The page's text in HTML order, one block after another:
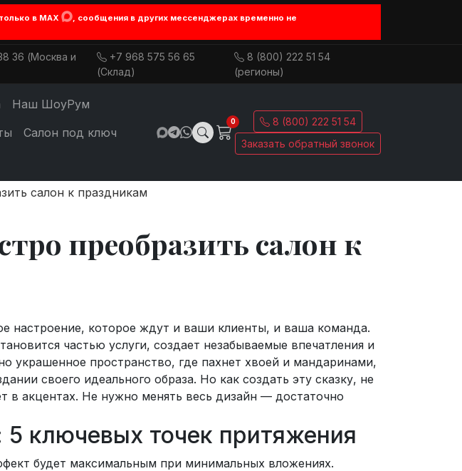
в MAX
, сообщения в других мессенджерах временно не
36 (Москва и
+7 968 575 56 65
(Склад)
8 (800) 222 51 54
(регионы)
Наш ШоуРум
Салон под ключ
0
8 (800) 222 51 54
Заказать обратный звонок
салон к праздникам
преобразить салон к
настроение, которое ждут и ваши клиенты, и ваша команда.
частью услуги, создает незабываемые впечатления и
украшенное пространство, где пахнет хвоей и мандаринами,
своего идеального образа. Но как создать эту сказку, не
в акцентах. Не нужно менять весь дизайн — достаточно
5 ключевых точек притяжения
будет максимальным при минимальных вложениях.